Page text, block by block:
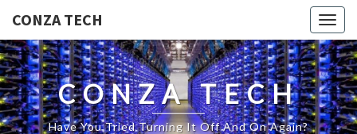
CONZA TECH
CONZA TECH
Have You Tried Turning It Off And On Again?